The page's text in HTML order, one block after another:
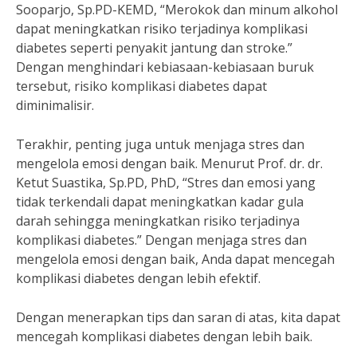
Sooparjo, Sp.PD-KEMD, “Merokok dan minum alkohol
dapat meningkatkan risiko terjadinya komplikasi
diabetes seperti penyakit jantung dan stroke.”
Dengan menghindari kebiasaan-kebiasaan buruk
tersebut, risiko komplikasi diabetes dapat
diminimalisir.
Terakhir, penting juga untuk menjaga stres dan
mengelola emosi dengan baik. Menurut Prof. dr. dr.
Ketut Suastika, Sp.PD, PhD, “Stres dan emosi yang
tidak terkendali dapat meningkatkan kadar gula
darah sehingga meningkatkan risiko terjadinya
komplikasi diabetes.” Dengan menjaga stres dan
mengelola emosi dengan baik, Anda dapat mencegah
komplikasi diabetes dengan lebih efektif.
Dengan menerapkan tips dan saran di atas, kita dapat
mencegah komplikasi diabetes dengan lebih baik.